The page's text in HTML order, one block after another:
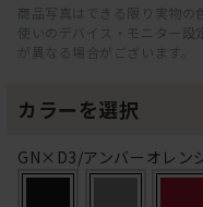
商品写真はできる限り実物の
使いのデバイス・モニター
が異なる場合がございます。
カラーを選択
GN×D3/アンバーオレン